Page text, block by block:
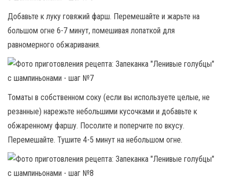
Добавьте к луку говяжий фарш. Перемешайте и жарьте на
большом огне 6-7 минут, помешивая лопаткой для
равномерного обжаривания.
Томаты в собственном соку (если вы используете целые, не
резанные) нарежьте небольшими кусочками и добавьте к
обжаренному фаршу. Посолите и поперчите по вкусу.
Перемешайте. Тушите 4-5 минут на небольшом огне.